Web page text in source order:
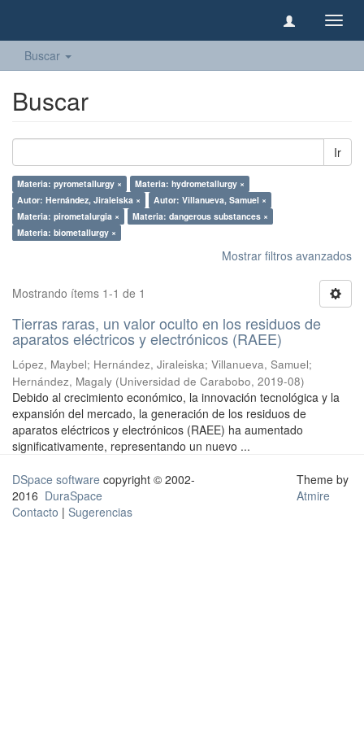
Buscar
Buscar
Ir
Materia: pyrometallurgy ×
Materia: hydrometallurgy ×
Autor: Hernández, Jiraleiska ×
Autor: Villanueva, Samuel ×
Materia: pirometalurgia ×
Materia: dangerous substances ×
Materia: biometallurgy ×
Mostrar filtros avanzados
Mostrando ítems 1-1 de 1
Tierras raras, un valor oculto en los residuos de
aparatos eléctricos y electrónicos (RAEE)
López, Maybel; Hernández, Jiraleiska; Villanueva, Samuel;
Hernández, Magaly (Universidad de Carabobo, 2019-08)
Debido al crecimiento económico, la innovación tecnológica y la
expansión del mercado, la generación de los residuos de
aparatos eléctricos y electrónicos (RAEE) ha aumentado
significativamente, representando un nuevo ...
DSpace software copyright © 2002-
2016 DuraSpace
Contacto | Sugerencias
Theme by
Atmire